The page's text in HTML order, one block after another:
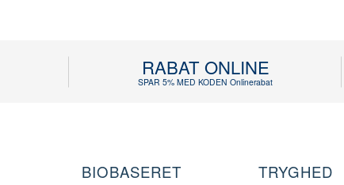
RABAT ONLINE
SPAR 5% MED KODEN Onlinerabat
BIOBASERET TRYGHED